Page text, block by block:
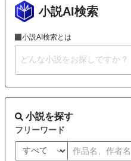
小説AI検索
小説AI検索とは
小説を探す
フリーワード